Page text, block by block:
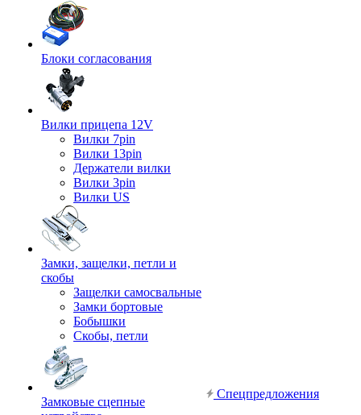
Блоки согласования
Вилки прицепа 12V
Вилки 7pin
Вилки 13pin
Держатели вилки
Вилки 3pin
Вилки US
Замки, защелки, петли и
скобы
Защелки самосвальные
Замки бортовые
Бобышки
Скобы, петли
Замковые сцепные
Спецпредложения